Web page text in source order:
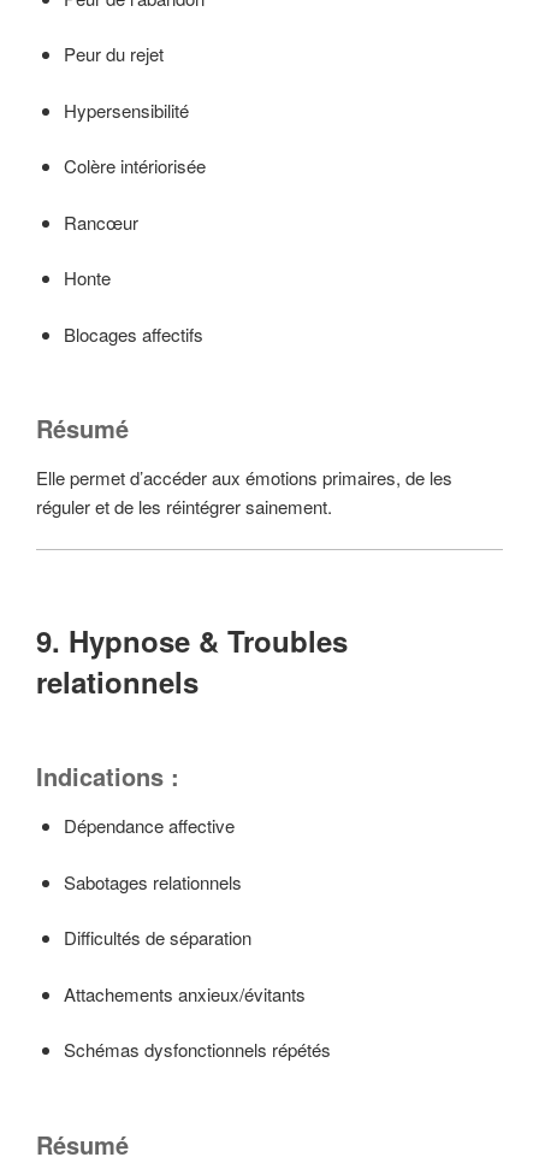
Peur du rejet
Hypersensibilité
Colère intériorisée
Rancœur
Honte
Blocages affectifs
Résumé
Elle permet d’accéder aux émotions primaires, de les
réguler et de les réintégrer sainement.
9. Hypnose & Troubles
relationnels
Indications :
Dépendance affective
Sabotages relationnels
Difficultés de séparation
Attachements anxieux/évitants
Schémas dysfonctionnels répétés
Résumé